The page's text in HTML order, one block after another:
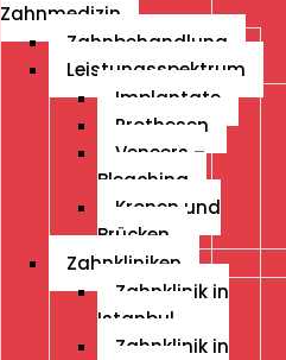
Zahnmedizin
Zahnbehandlung
Leistungsspektrum
Implantate
Prothesen
Veneers –
Bleaching
Kronen und
Brücken
Zahnkliniken
Zahnklinik in
Istanbul
Zahnklinik in